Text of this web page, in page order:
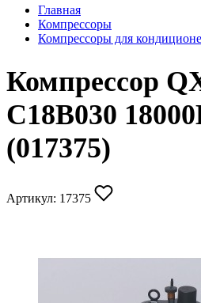
Главная
Компрессоры
Компрессоры для
Компрессор
C18B030
(017375)
Артикул: 17375